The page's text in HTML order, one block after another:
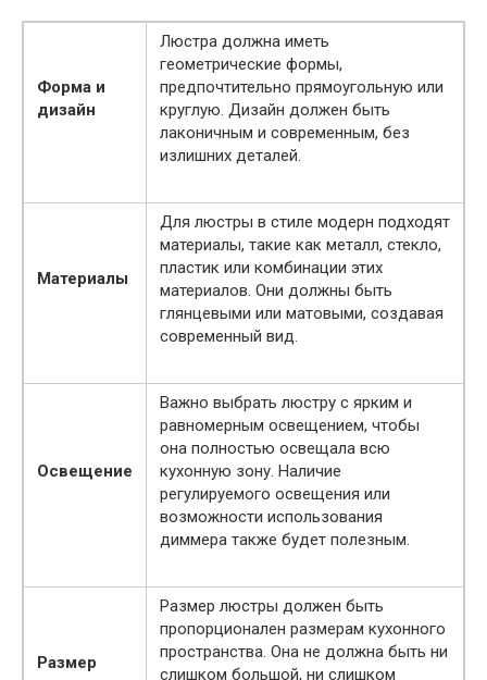
Форма и
дизайн
Люстра должна иметь
геометрические формы,
предпочтительно прямоугольную или
круглую. Дизайн должен быть
лаконичным и современным, без
излишних деталей.
Материалы
Для люстры в стиле модерн подходят
материалы, такие как металл, стекло,
пластик или комбинации этих
материалов. Они должны быть
глянцевыми или матовыми, создавая
современный вид.
Освещение
Важно выбрать люстру с ярким и
равномерным освещением, чтобы
она полностью освещала всю
кухонную зону. Наличие
регулируемого освещения или
возможности использования
диммера также будет полезным.
Размер
Размер люстры должен быть
пропорционален размерам кухонного
пространства. Она не должна быть ни
слишком большой, ни слишком